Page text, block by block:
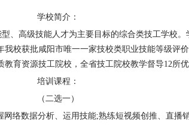
学校简介：
、高级技能人才为主要目标的综合类技工学校
我校获批咸阳市唯一一家技校类职业技能等级评价
育资源技工院校，全省技工院校教学督导12所
培训课程：
（二选一）
网络数据分析、运用技能;熟练短视频创推、直播